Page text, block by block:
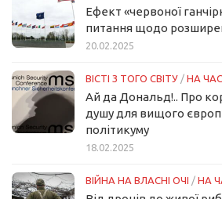
Ефект «червоної
питання щодо
20.02.2025
ВІСТІ З ТОГО СВІТУ / НА
Ай да Дональд!.. Про
душу для вищого
політикуму
18.02.2025
ВІЙНА НА ВЛАСНІ ОЧІ / НА